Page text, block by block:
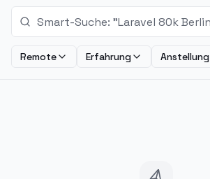
Remote Erfahrung Anstellung